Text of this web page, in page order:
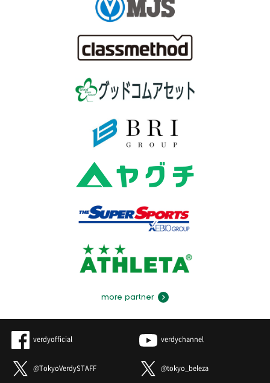
more partner
verdyofficial verdychannel
@TokyoVerdySTAFF @tokyo_beleza